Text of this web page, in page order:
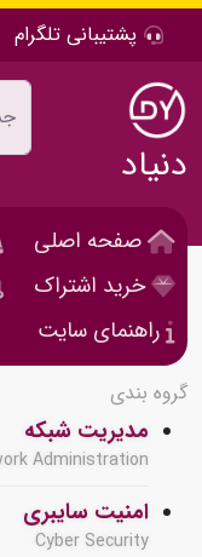
پشتیبانی تلگرام
دنیاد
صفحه اصلی
خرید اشتراک
راهنمای سایت
گروه بندی
مدیریت شبکه
Administration
امنیت سایبری
Cyber Security